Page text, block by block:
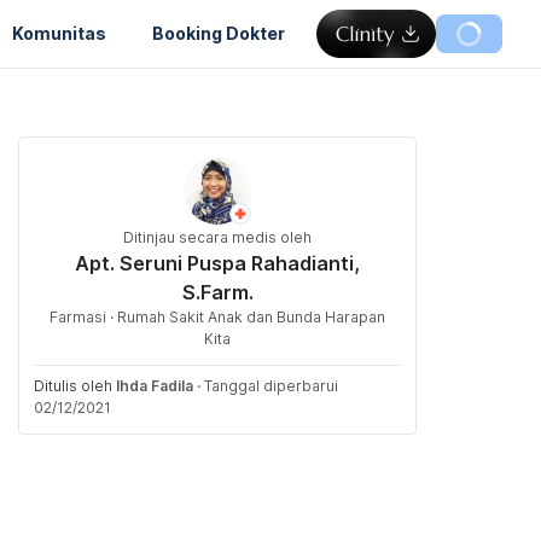
Komunitas Booking Dokter
Ditinjau secara medis oleh
Apt. Seruni Puspa Rahadianti,
S.Farm.
Farmasi · Rumah Sakit Anak dan Bunda Harapan
Kita
Ditulis oleh Ihda Fadila · Tanggal diperbarui
02/12/2021